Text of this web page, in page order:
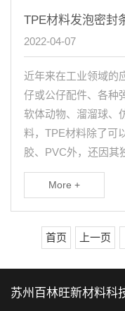
TPE材料发泡密封
2022-04-07
近年来在工业领域的
仔或公仔配件、各种
软体动物、溜溜球、
料，TPE材料除了可
胶、PVC外，还因其
More +
首页 上一页
苏州百林旺新材料科